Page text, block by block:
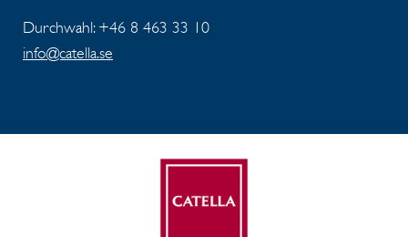
Durchwahl: +46 8 463 33 10
info@catella.se